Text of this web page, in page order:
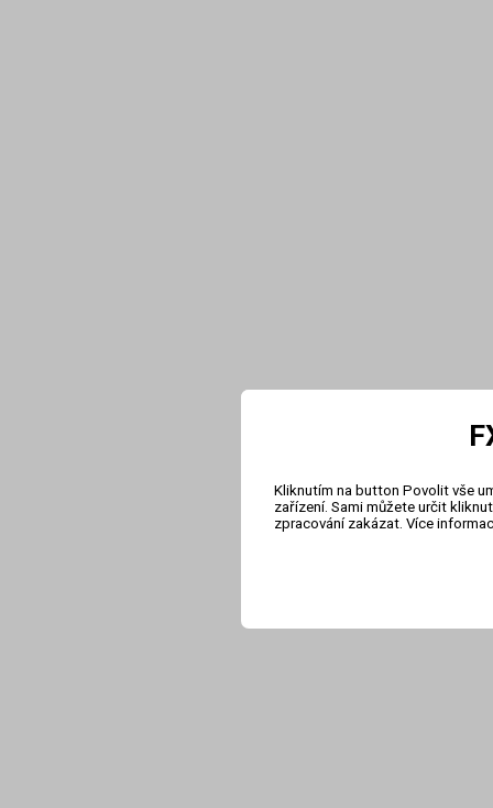
Kliknutím na button Povolit vše
zařízení. Sami můžete určit
zpracování zakázat. Více